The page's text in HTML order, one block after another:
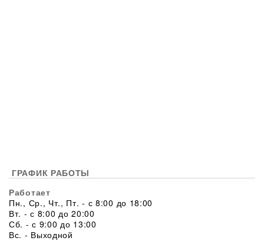
ГРАФИК РАБОТЫ
Работает
Пн., Ср., Чт., Пт. - с 8:00 до 18:00
Вт. - с 8:00 до 20:00
Сб. - с 9:00 до 13:00
Вс. - Выходной